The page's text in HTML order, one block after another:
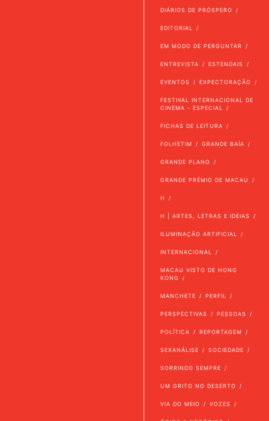
DIÁRIOS DE PRÓSPERO
EDITORIAL
EM MODO DE PERGUNTAR
ENTREVISTA ESTENDAIS
EVENTOS EXPECTORAÇÃO
FESTIVAL INTERNACIONAL DE
CINEMA - ESPECIAL
FICHAS DE LEITURA
FOLHETIM GRANDE BAÍA
GRANDE PLANO
GRANDE PRÉMIO DE MACAU
H
H | ARTES, LETRAS E IDEIAS
ILUMINAÇÃO ARTIFICIAL
INTERNACIONAL
MACAU VISTO DE HONG
KONG
MANCHETE PERFIL
PERSPECTIVAS PESSOAS
POLÍTICA REPORTAGEM
SEXANÁLISE SOCIEDADE
SORRINDO SEMPRE
UM GRITO NO DESERTO
VIA DO MEIO VOZES